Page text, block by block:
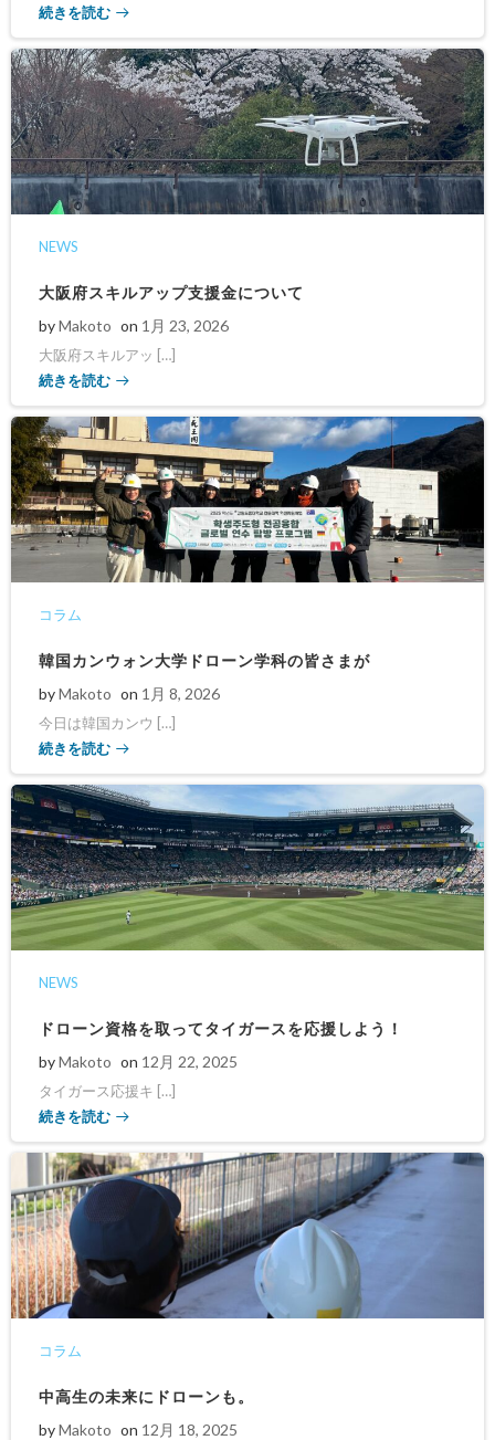
続きを読む
NEWS
大阪府スキルアップ支援金について
byMakoto on 1月 23, 2026
大阪府スキルアッ […]
続きを読む
コラム
韓国カンウォン大学ドローン学科の皆さまが
byMakoto on 1月 8, 2026
今日は韓国カンウ […]
続きを読む
NEWS
ドローン資格を取ってタイガースを応援しよう！
byMakoto on 12月 22, 2025
タイガース応援キ […]
続きを読む
コラム
中高生の未来にドローンも。
byMakoto on 12月 18, 2025